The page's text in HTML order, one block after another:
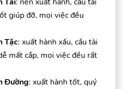
giúp đỡ, mọi việc đều
Tặc: xuất hành xấu, cầu tài
mất cắp, mọi việc đều rất
Đường: xuất hành tốt, quý